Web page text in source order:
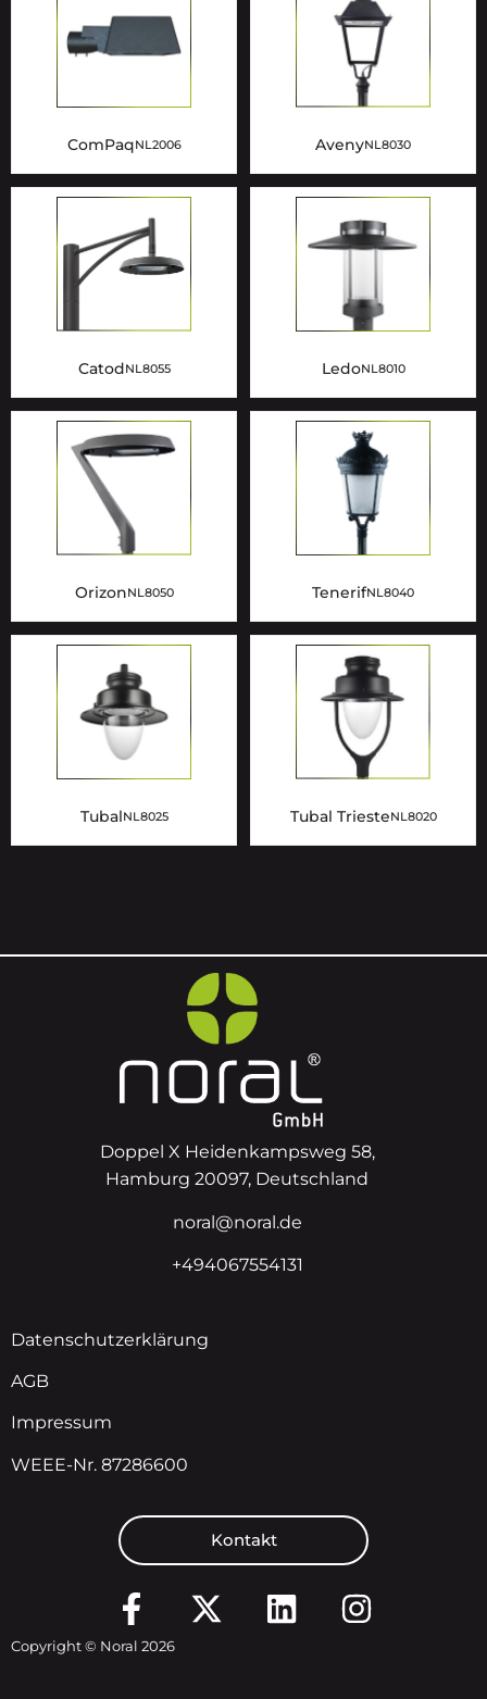
ComPaqNL2006 AvenyNL8030
CatodNL8055 LedoNL8010
OrizonNL8050 TenerifNL8040
TubalNL8025 Tubal TriesteNL8020
Doppel X Heidenkampsweg 58,
Hamburg 20097, Deutschland
noral@noral.de
+494067554131
Datenschutzerklärung
AGB
Impressum
WEEE-Nr. 87286600
Kontakt
Copyright © Noral 2026